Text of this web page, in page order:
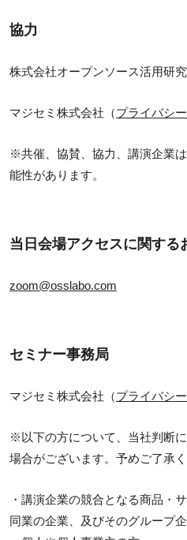
協力
株式会社オープンソース活用研
マジセミ株式会社（プライバシ
※共催、協賛、協力、講演企業
能性があります。
当日会場アクセスに関する
zoom@osslabo.com
セミナー事務局
マジセミ株式会社（プライバシ
※以下の方について、当社判断
場合がございます。予めご了承く
・講演企業の競合となる商品・
同業の企業、及びそのグループ